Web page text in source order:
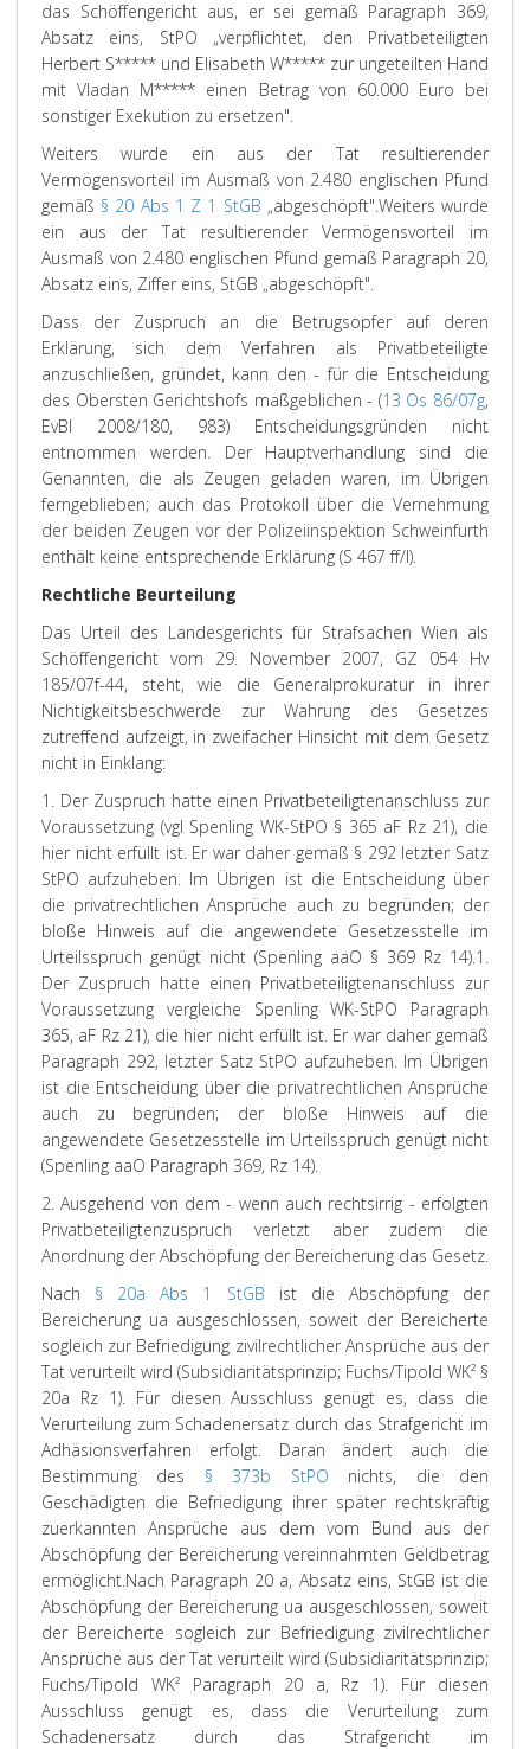
das Schöffengericht aus, er sei gemäß Paragraph 369,
Absatz eins, StPO „verpflichtet, den Privatbeteiligten
Herbert S***** und Elisabeth W***** zur ungeteilten Hand
mit Vladan M***** einen Betrag von 60.000 Euro bei
sonstiger Exekution zu ersetzen".
Weiters wurde ein aus der Tat resultierender
Vermögensvorteil im Ausmaß von 2.480 englischen Pfund
gemäß § 20 Abs 1 Z 1 StGB „abgeschöpft".Weiters wurde
ein aus der Tat resultierender Vermögensvorteil im
Ausmaß von 2.480 englischen Pfund gemäß Paragraph 20,
Absatz eins, Ziffer eins, StGB „abgeschöpft".
Dass der Zuspruch an die Betrugsopfer auf deren
Erklärung, sich dem Verfahren als Privatbeteiligte
anzuschließen, gründet, kann den - für die Entscheidung
des Obersten Gerichtshofs maßgeblichen - (13 Os 86/07g,
EvBl 2008/180, 983) Entscheidungsgründen nicht
entnommen werden. Der Hauptverhandlung sind die
Genannten, die als Zeugen geladen waren, im Übrigen
ferngeblieben; auch das Protokoll über die Vernehmung
der beiden Zeugen vor der Polizeiinspektion Schweinfurth
enthält keine entsprechende Erklärung (S 467 ff/I).
Rechtliche Beurteilung
Das Urteil des Landesgerichts für Strafsachen Wien als
Schöffengericht vom 29. November 2007, GZ 054 Hv
185/07f-44, steht, wie die Generalprokuratur in ihrer
Nichtigkeitsbeschwerde zur Wahrung des Gesetzes
zutreffend aufzeigt, in zweifacher Hinsicht mit dem Gesetz
nicht in Einklang:
1. Der Zuspruch hatte einen Privatbeteiligtenanschluss zur
Voraussetzung (vgl Spenling WK-StPO § 365 aF Rz 21), die
hier nicht erfüllt ist. Er war daher gemäß § 292 letzter Satz
StPO aufzuheben. Im Übrigen ist die Entscheidung über
die privatrechtlichen Ansprüche auch zu begründen; der
bloße Hinweis auf die angewendete Gesetzesstelle im
Urteilsspruch genügt nicht (Spenling aaO § 369 Rz 14).1.
Der Zuspruch hatte einen Privatbeteiligtenanschluss zur
Voraussetzung vergleiche Spenling WK-StPO Paragraph
365, aF Rz 21), die hier nicht erfüllt ist. Er war daher gemäß
Paragraph 292, letzter Satz StPO aufzuheben. Im Übrigen
ist die Entscheidung über die privatrechtlichen Ansprüche
auch zu begründen; der bloße Hinweis auf die
angewendete Gesetzesstelle im Urteilsspruch genügt nicht
(Spenling aaO Paragraph 369, Rz 14).
2. Ausgehend von dem - wenn auch rechtsirrig - erfolgten
Privatbeteiligtenzuspruch verletzt aber zudem die
Anordnung der Abschöpfung der Bereicherung das Gesetz.
Nach § 20a Abs 1 StGB ist die Abschöpfung der
Bereicherung ua ausgeschlossen, soweit der Bereicherte
sogleich zur Befriedigung zivilrechtlicher Ansprüche aus der
Tat verurteilt wird (Subsidiaritätsprinzip; Fuchs/Tipold WK² §
20a Rz 1). Für diesen Ausschluss genügt es, dass die
Verurteilung zum Schadenersatz durch das Strafgericht im
Adhäsionsverfahren erfolgt. Daran ändert auch die
Bestimmung des § 373b StPO nichts, die den
Geschädigten die Befriedigung ihrer später rechtskräftig
zuerkannten Ansprüche aus dem vom Bund aus der
Abschöpfung der Bereicherung vereinnahmten Geldbetrag
ermöglicht.Nach Paragraph 20 a, Absatz eins, StGB ist die
Abschöpfung der Bereicherung ua ausgeschlossen, soweit
der Bereicherte sogleich zur Befriedigung zivilrechtlicher
Ansprüche aus der Tat verurteilt wird (Subsidiaritätsprinzip;
Fuchs/Tipold WK² Paragraph 20 a, Rz 1). Für diesen
Ausschluss genügt es, dass die Verurteilung zum
Schadenersatz durch das Strafgericht im